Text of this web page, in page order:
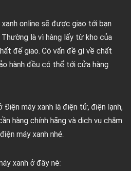
xanh online sẽ được giao tới bạn
là vì hàng lấy từ kho của
để giao. Có vấn đề gì về chất
hành đều có thể tới cửa hàng
Điện máy xanh là điện tử, điện lạnh,
hàng chính hãng và dịch vụ chăm
máy xanh nhé.
xanh ở đây nè: